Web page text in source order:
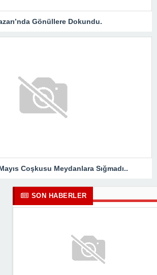
Gönüllere Dokundu.
Coşkusu Meydanlara Sığmadı..
SON HABERLER